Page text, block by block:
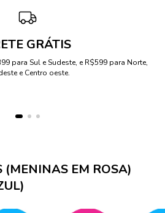
GRÁTIS
para Sul e Sudeste, e R$599 para Norte,
e Centro oeste.
EM ROSA)